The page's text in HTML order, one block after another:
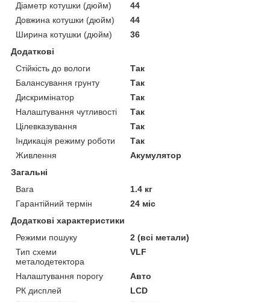
Діаметр котушки (дюйм)
44
Довжина котушки (дюйм)
44
Ширина котушки (дюйм)
36
Додаткові
Стійкість до вологи
Так
Балансування грунту
Так
Дискримінатор
Так
Налаштування чутливості
Так
Цілевказування
Так
Індикація режиму роботи
Так
Живлення
Акумулятор
Загальні
Вага
1.4 кг
Гарантійний термін
24 міс
Додаткові характеристики
Режими пошуку
2 (всі метали)
Тип схеми
металодетектора
VLF
Налаштування порогу
Авто
РК дисплей
LCD